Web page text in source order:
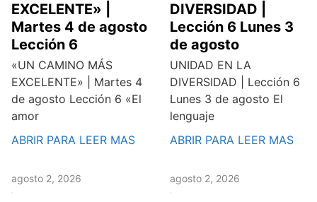
EXCELENTE» |
Martes 4 de agosto
Lección 6
«UN CAMINO MÁS
EXCELENTE» | Martes 4
de agosto Lección 6 «El
amor
ABRIR PARA LEER MAS
DIVERSIDAD |
Lección 6 Lunes 3
de agosto
UNIDAD EN LA
DIVERSIDAD | Lección 6
Lunes 3 de agosto El
lenguaje
ABRIR PARA LEER MAS
agosto 2, 2026 agosto 2, 2026